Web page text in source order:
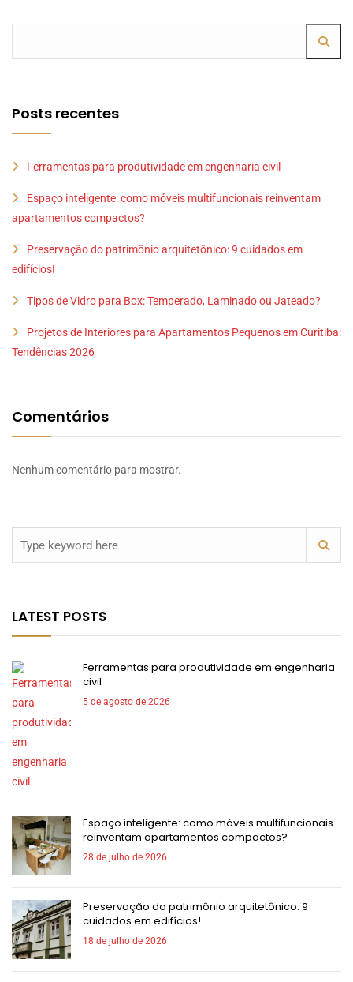
Posts recentes
Ferramentas para produtividade em engenharia civil
Espaço inteligente: como móveis multifuncionais reinventam
apartamentos compactos?
Preservação do patrimônio arquitetônico: 9 cuidados em
edifícios!
Tipos de Vidro para Box: Temperado, Laminado ou Jateado?
Projetos de Interiores para Apartamentos Pequenos em Curitiba:
Tendências 2026
Comentários
Nenhum comentário para mostrar.
LATEST POSTS
Ferramentas para produtividade em engenharia
civil
5 de agosto de 2026
Espaço inteligente: como móveis multifuncionais
reinventam apartamentos compactos?
28 de julho de 2026
Preservação do patrimônio arquitetônico: 9
cuidados em edifícios!
18 de julho de 2026